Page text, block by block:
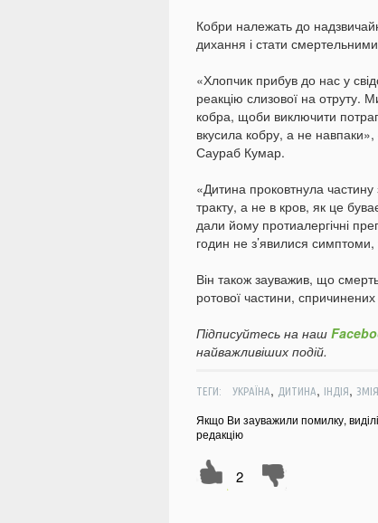
Кобри належать до
дихання і стати
«Хлопчик прибув до нас у
реакцію слизової на отруту.
кобра, щоби виключити
вкусила кобру, а не навпаки»,
Саураб Кумар.
«Дитина проковтнула
тракту, а не в кров, як це
дали йому протиалергічні
годин не з’явилися
Він також зауважив, що
ротової частини,
Підписуйтесь на наш
найважливіших подій.
ТЕГИ: УКРАЇНА, ДИТИНА, ІНДІЯ, ЗМІЯ
Якщо Ви зауважили помилку,
редакцію
2